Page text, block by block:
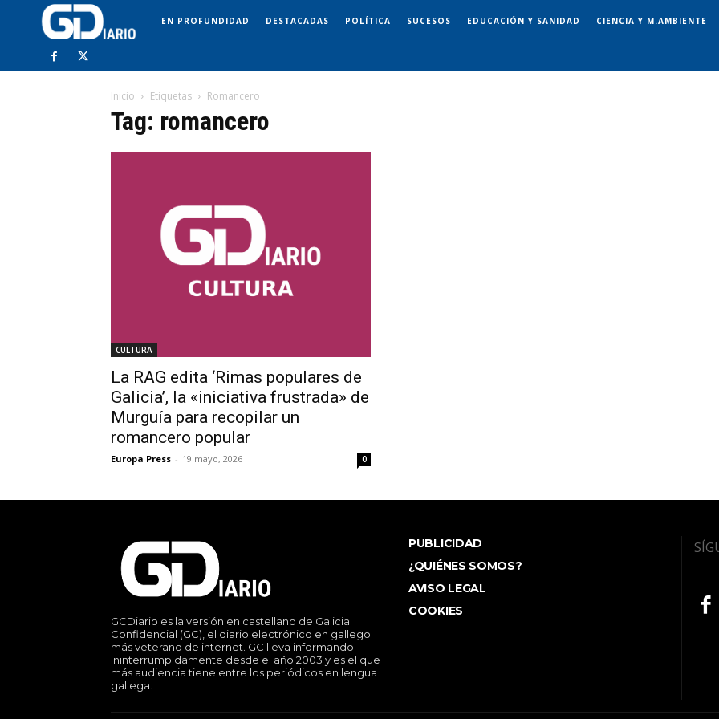
EN PROFUNDIDAD DESTACADAS POLÍTICA SUCESOS EDUCACIÓN Y SANIDAD CIENCIA Y M.AMBIENTE
Inicio Etiquetas Romancero
Tag: romancero
CULTURA
La RAG edita ‘Rimas populares de
Galicia’, la «iniciativa frustrada» de
Murguía para recopilar un
romancero popular
Europa Press - 19 mayo, 2026 0
GCDiario es la versión en castellano de Galicia
Confidencial (GC), el diario electrónico en gallego
más veterano de internet. GC lleva informando
ininterrumpidamente desde el año 2003 y es el que
más audiencia tiene entre los periódicos en lengua
gallega.
PUBLICIDAD
¿QUIÉNES SOMOS?
AVISO LEGAL
COOKIES